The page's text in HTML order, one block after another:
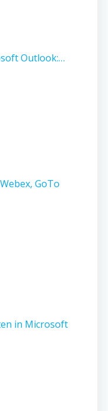
Outlook:…
GoTo
in Microsoft